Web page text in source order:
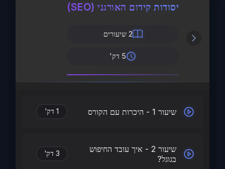
יסודות קידום האורגני (SEO)
2 שיעורים
5 דק'
שיעור 1 - היכרות עם הקורס 1 דק'
שיעור 2 - איך עובד החיפוש
בגוגל?
3 דק'